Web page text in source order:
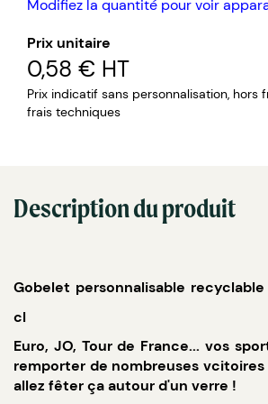
Modifiez la quantité pour voir
Prix unitaire
0,58 € HT
Prix indicatif sans personnalisation, hors
frais techniques
Description du produit
Gobelet personnalisable
cl
Euro, JO, Tour de France... vos
remporter de nombreuses
allez fêter ça autour d'un verre !